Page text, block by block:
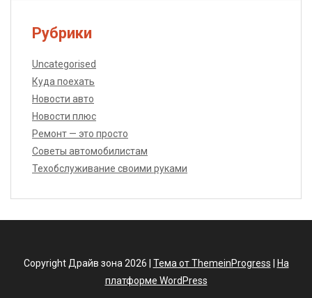
Рубрики
Uncategorised
Куда поехать
Новости авто
Новости плюс
Ремонт — это просто
Советы автомобилистам
Техобслуживание своими руками
Copyright Драйв зона 2026 | Тема от ThemeinProgress
На
платформе WordPress